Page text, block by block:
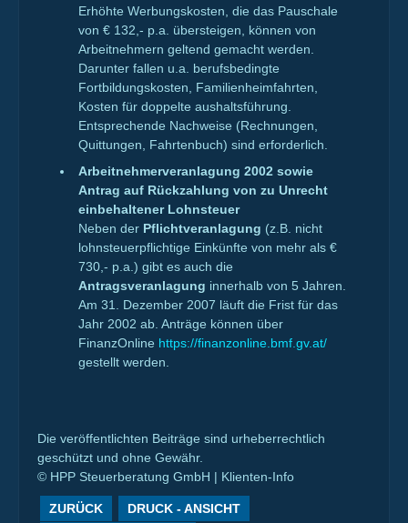
Erhöhte Werbungskosten, die das Pauschale
von € 132,- p.a. übersteigen, können von
Arbeitnehmern geltend gemacht werden.
Darunter fallen u.a. berufsbedingte
Fortbildungskosten, Familienheimfahrten,
Kosten für doppelte aushaltsführung.
Entsprechende Nachweise (Rechnungen,
Quittungen, Fahrtenbuch) sind erforderlich.
Arbeitnehmerveranlagung 2002 sowie
Antrag auf Rückzahlung von zu Unrecht
einbehaltener Lohnsteuer
Neben der Pflichtveranlagung (z.B. nicht
lohnsteuerpflichtige Einkünfte von mehr als €
730,- p.a.) gibt es auch die
Antragsveranlagung innerhalb von 5 Jahren.
Am 31. Dezember 2007 läuft die Frist für das
Jahr 2002 ab. Anträge können über
FinanzOnline https://finanzonline.bmf.gv.at/
gestellt werden.
Die veröffentlichten Beiträge sind urheberrechtlich
geschützt und ohne Gewähr.
© HPP Steuerberatung GmbH | Klienten-Info
ZURÜCK DRUCK - ANSICHT